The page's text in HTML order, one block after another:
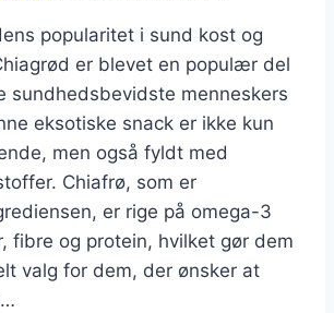
popularitet i sund kost og
er blevet en populær del
sundhedsbevidste menneskers
eksotiske snack er ikke kun
men også fyldt med
Chiafrø, som er
er rige på omega-3
fibre og protein, hvilket gør dem
valg for dem, der ønsker at